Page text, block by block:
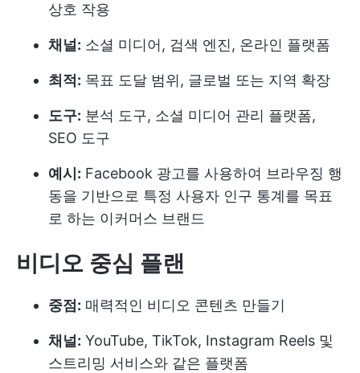
상호 작용
채널: 소셜 미디어, 검색 엔진, 온라인 플랫폼
최적: 목표 도달 범위, 글로벌 또는 지역 확장
도구: 분석 도구, 소셜 미디어 관리 플랫폼,
SEO 도구
예시: Facebook 광고를 사용하여 브라우징 행
동을 기반으로 특정 사용자 인구 통계를 목표
로 하는 이커머스 브랜드
비디오 중심 플랜
중점: 매력적인 비디오 콘텐츠 만들기
채널: YouTube, TikTok, Instagram Reels 및
스트리밍 서비스와 같은 플랫폼